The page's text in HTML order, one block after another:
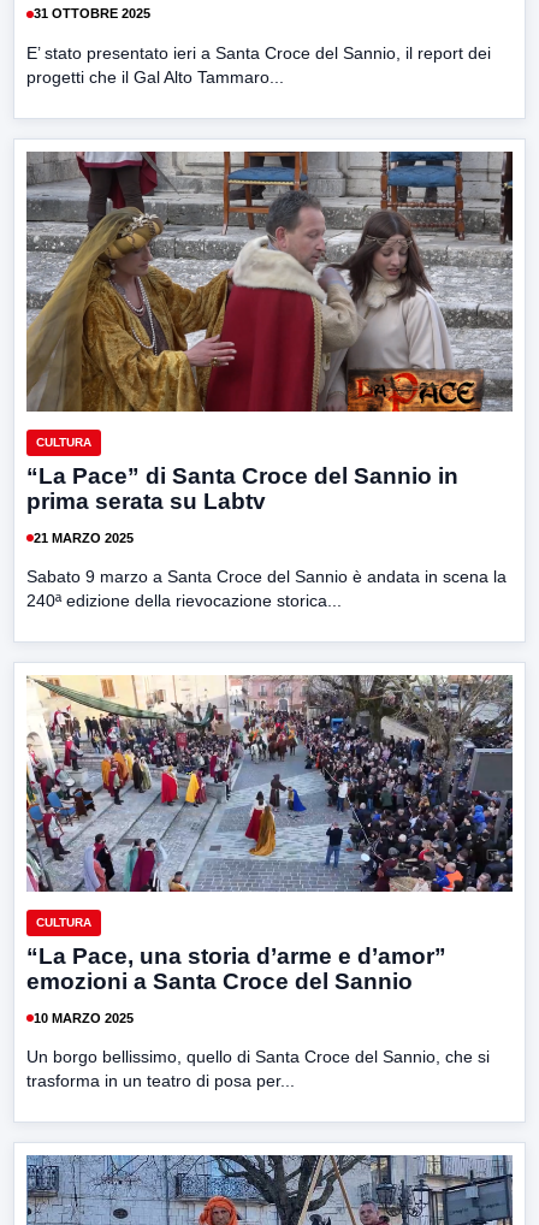
31 OTTOBRE 2025
E’ stato presentato ieri a Santa Croce del Sannio, il report dei
progetti che il Gal Alto Tammaro...
CULTURA
“La Pace” di Santa Croce del Sannio in
prima serata su Labtv
21 MARZO 2025
Sabato 9 marzo a Santa Croce del Sannio è andata in scena la
240ª edizione della rievocazione storica...
CULTURA
“La Pace, una storia d’arme e d’amor”
emozioni a Santa Croce del Sannio
10 MARZO 2025
Un borgo bellissimo, quello di Santa Croce del Sannio, che si
trasforma in un teatro di posa per...